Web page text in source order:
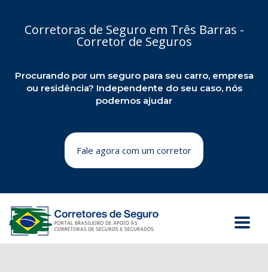
Corretoras de Seguro em Três Barras -
Corretor de Seguros
Procurando por um seguro para seu carro, empresa
ou residência? Independente do seu caso, nós
podemos ajudar
Fale agora com um corretor